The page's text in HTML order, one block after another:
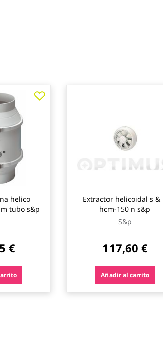
helico
tubo s&p
€
Extractor helicoidal s &
hcm-150 n s&p
S&p
117,60 €
Añadir al carrito